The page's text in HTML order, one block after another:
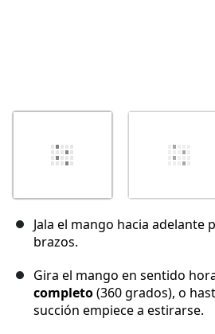
Jala el mango hacia adelante
brazos.
Gira el mango en sentido
completo(360 grados), o
succión empiece a estirarse.